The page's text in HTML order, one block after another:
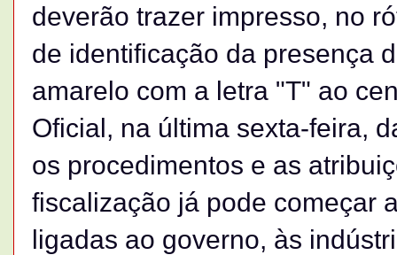
deverão trazer impresso, no
de identificação da presença
amarelo com a letra "T" ao
Oficial, na última sexta-feira,
os procedimentos e as
fiscalização já pode começar
ligadas ao governo, às